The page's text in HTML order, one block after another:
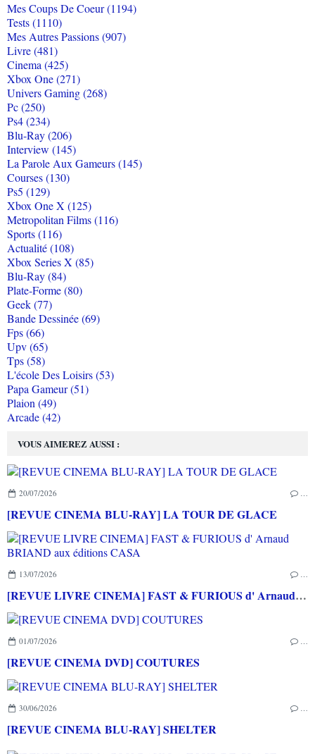
VOUS AIMEREZ AUSSI :
20/07/2026 …
[REVUE CINEMA BLU-RAY] LA TOUR DE GLACE
13/07/2026 …
[REVUE LIVRE CINEMA] FAST & FURIOUS d' Arnaud BRIAND aux éditions CASA
01/07/2026 …
[REVUE CINEMA DVD] COUTURES
30/06/2026 …
[REVUE CINEMA BLU-RAY] SHELTER
Mes Coups De Coeur (1194)
Tests (1110)
Mes Autres Passions (907)
Livre (481)
Cinema (425)
Xbox One (271)
Univers Gaming (268)
Pc (250)
Ps4 (234)
Blu-Ray (206)
Interview (145)
La Parole Aux Gameurs (145)
Courses (130)
Ps5 (129)
Xbox One X (125)
Metropolitan Films (116)
Sports (116)
Actualité (108)
Xbox Series X (85)
Blu-Ray (84)
Plate-Forme (80)
Geek (77)
Bande Dessinée (69)
Fps (66)
Upv (65)
Tps (58)
L'école Des Loisirs (53)
Papa Gameur (51)
Plaion (49)
Arcade (42)